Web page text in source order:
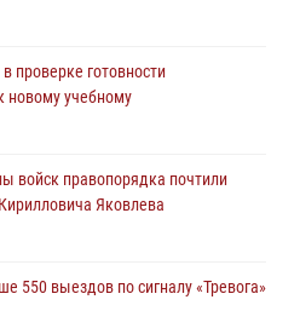
проверке готовности
новому учебному
войск правопорядка почтили
Яковлева
550 выездов по сигналу «Тревога»